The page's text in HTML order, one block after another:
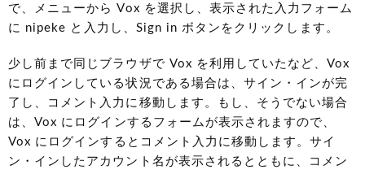
で、メニューから Vox を選択し、表示された入力フォーム
に nipeke と入力し、Sign in ボタンをクリックします。
少し前まで同じブラウザで Vox を利用していたなど、Vox
にログインしている状況である場合は、サイン・インが完
了し、コメント入力に移動します。もし、そうでない場合
は、Vox にログインするフォームが表示されますので、
Vox にログインするとコメント入力に移動します。サイ
ン・インしたアカウント名が表示されるとともに、コメン